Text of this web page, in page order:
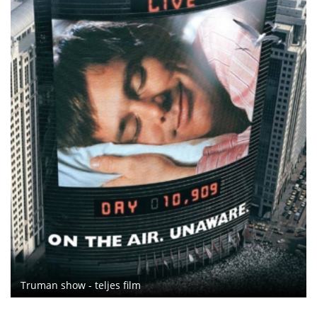
Truman show - teljes film